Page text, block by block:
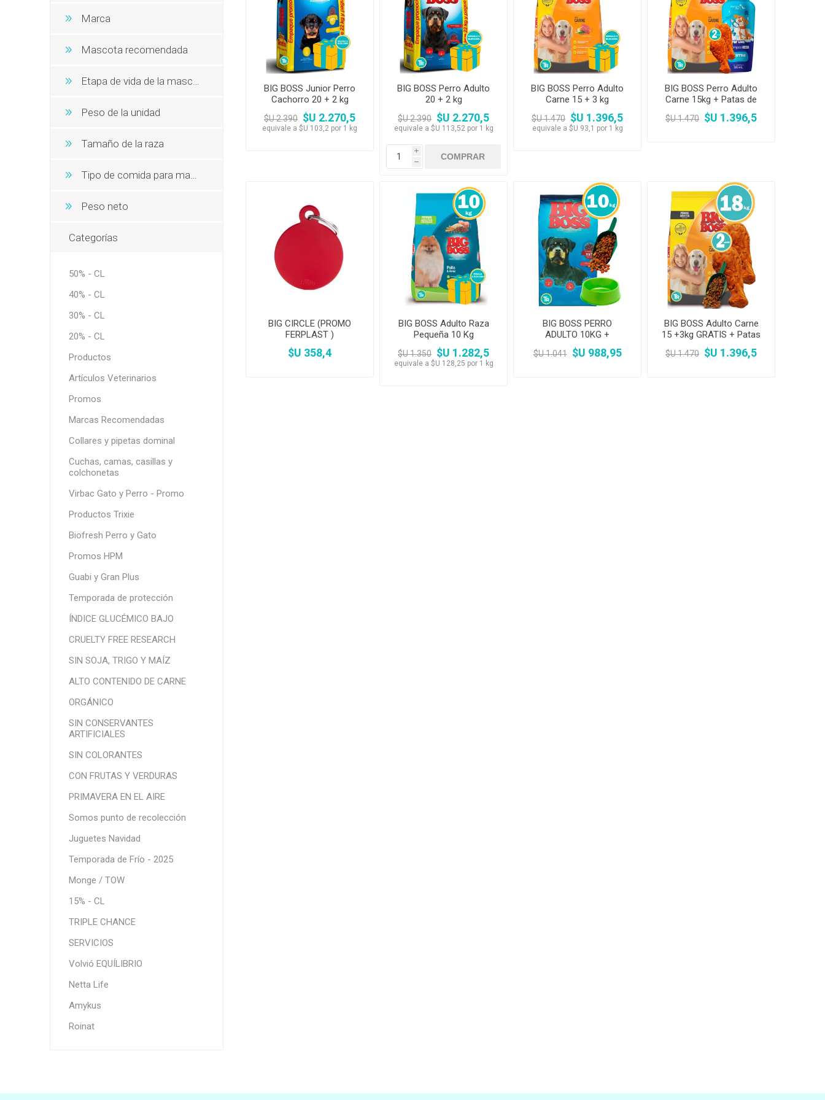
MV Holliday
Primocao
Biofresh
Three Dogs &
Three Cats
Kat Bom
Cachorreiros
Monello Bites
Dietas Veterinarias
Comedero y Bebedero
Juguetes
Chapitas identificatorias
Camas, Cuchas y
Colchonetas
Estética e Higiene
Antipulgas y Antiparasitarios
Artículos Postoperatorio
Shampoos
Snacks, Premios y Patés
Dietas Veterinarias
Transportadoras
Juguetes
Collares y Arneses
Rascadores
Chapitas Identificatorias
Camas y Cuchas
Medicamentos
Estética (Cepillos, peines y
tijeras)
Antipulgas y Antiparasitarios
Artículos Postoperatorio
BIG BOSS Junior Perro
Cachorro 20 + 2 kg
$U 2.390 $U 2.270,5
equivale a $U 103,2 por 1 kg
BIG BOSS Perro Adulto
20 + 2 kg
$U 2.390 $U 2.270,5
equivale a $U 113,52 por 1 kg
i
h
BIG BOSS Perro Adulto
Carne 15 + 3 kg
$U 1.470 $U 1.396,5
equivale a $U 93,1 por 1 kg
BIG BOSS Perro Adulto
Carne 15kg + Patas de
pollo + Shampoo
$U 1.470 $U 1.396,5
BIG CIRCLE (PROMO
FERPLAST )
$U 358,4
BIG BOSS Adulto Raza
Pequeña 10 Kg
$U 1.350 $U 1.282,5
equivale a $U 128,25 por 1 kg
BIG BOSS PERRO
ADULTO 10KG +
Comedero + Pala
$U 1.041 $U 988,95
BIG BOSS Adulto Carne
15 +3kg GRATIS + Patas
de pollo + Pala
$U 1.470 $U 1.396,5
Marca
Mascota recomendada
Etapa de vida de la mascota
Peso de la unidad
Tamaño de la raza
Tipo de comida para mascotas
Peso neto
Categorías
50% - CL
40% - CL
30% - CL
20% - CL
Productos
Artículos Veterinarios
Promos
Marcas Recomendadas
Collares y pipetas dominal
Cuchas, camas, casillas y
colchonetas
Virbac Gato y Perro - Promo
Productos Trixie
Biofresh Perro y Gato
Promos HPM
Guabi y Gran Plus
Temporada de protección
ÍNDICE GLUCÉMICO BAJO
CRUELTY FREE RESEARCH
SIN SOJA, TRIGO Y MAÍZ
ALTO CONTENIDO DE CARNE
ORGÁNICO
SIN CONSERVANTES
ARTIFICIALES
SIN COLORANTES
CON FRUTAS Y VERDURAS
PRIMAVERA EN EL AIRE
Somos punto de recolección
Juguetes Navidad
Temporada de Frío - 2025
Monge / TOW
15% - CL
TRIPLE CHANCE
SERVICIOS
Volvió EQUÍLIBRIO
Netta Life
Amykus
Roinat